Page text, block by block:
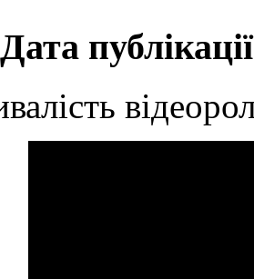
Дата